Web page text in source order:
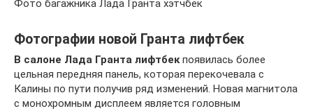
Фото багажника Лада Гранта хэтчбек
Фотографии новой Гранта лифтбек
В салоне Лада Гранта лифтбекпоявилась более
цельная передняя панель, которая перекочевала с
Калины по пути получив ряд изменений. Новая магнитола
с монохромным дисплеем является головным